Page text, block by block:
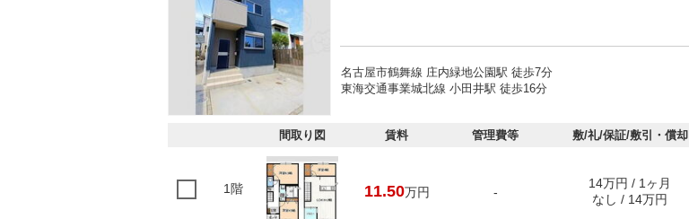
名古屋市鶴舞線 庄内緑地公園駅 徒歩7分
東海交通事業城北線 小田井駅 徒歩16分
間取り図 賃料 管理費等 敷/礼/保証/敷引・償却
1階 11.50万円 -
14万円 / 1ヶ月
なし / 14万円